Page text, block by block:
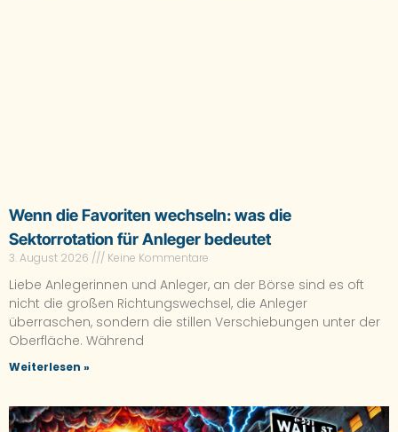
Wenn die Favoriten wechseln: was die
Sektorrotation für Anleger bedeutet
3. August 2026 Keine Kommentare
Liebe Anlegerinnen und Anleger, an der Börse sind es oft
nicht die großen Richtungswechsel, die Anleger
überraschen, sondern die stillen Verschiebungen unter der
Oberfläche. Während
Weiterlesen »